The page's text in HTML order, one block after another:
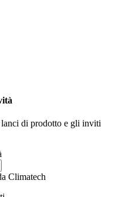
di prodotto e gli inviti
Climatech